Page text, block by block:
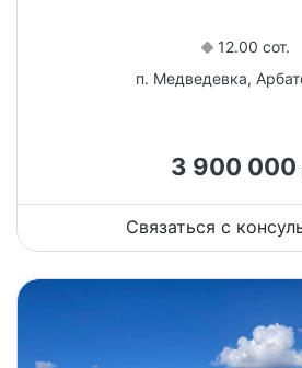
12.00 сот.
п. Медведевка,
3 900 000
Связаться с